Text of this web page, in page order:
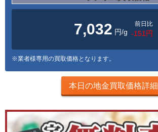
7,032 円/g
前日比
-151円
※業者様専用の買取価格となります。
本日の地金買取価格詳細